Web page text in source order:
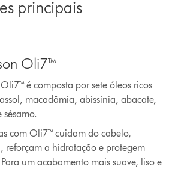
principais
Oli7™
é composta por sete óleos ricos
macadâmia, abissínia, abacate,
com Oli7™ cuidam do cabelo,
reforçam a hidratação e protegem
um acabamento mais suave, liso e